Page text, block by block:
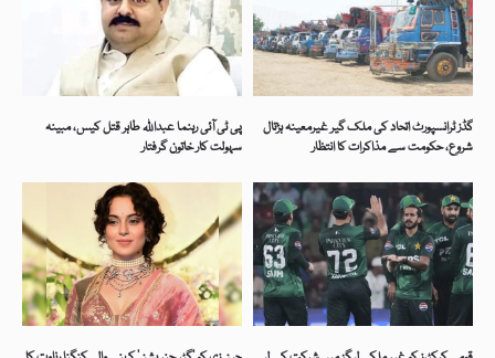
پی ٹی آئی رہنما عبداللہ طاہر قتل کیس، مبینہ
سہولت کار خاتون گرفتار
گڈز ٹرانسپورٹ اتحاد کی ملک گیر غیرمعینہ ہڑتال
شروع، حکومت سے مذاکرات کا انتظار